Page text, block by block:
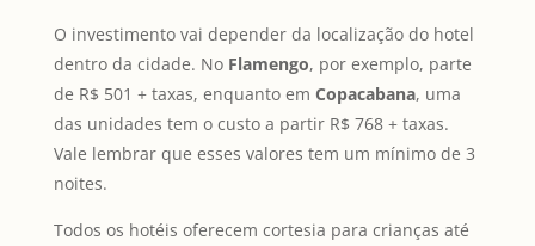
O investimento vai depender da localização do hotel
dentro da cidade. No Flamengo, por exemplo, parte
de R$ 501 + taxas, enquanto em Copacabana, uma
das unidades tem o custo a partir R$ 768 + taxas.
Vale lembrar que esses valores tem um mínimo de 3
noites.
Todos os hotéis oferecem cortesia para crianças até